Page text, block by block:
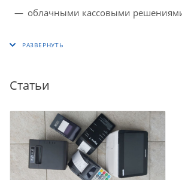
облачными кассовыми
Статьи